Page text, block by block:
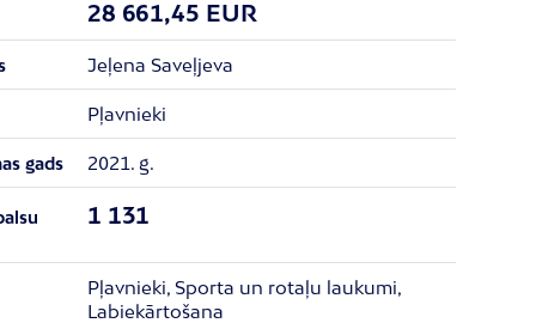
28 661,45 EUR
Jeļena Saveļjeva
Pļavnieki
gads 2021. g.
1 131
Pļavnieki, Sporta un rotaļu laukumi,
Labiekārtošana